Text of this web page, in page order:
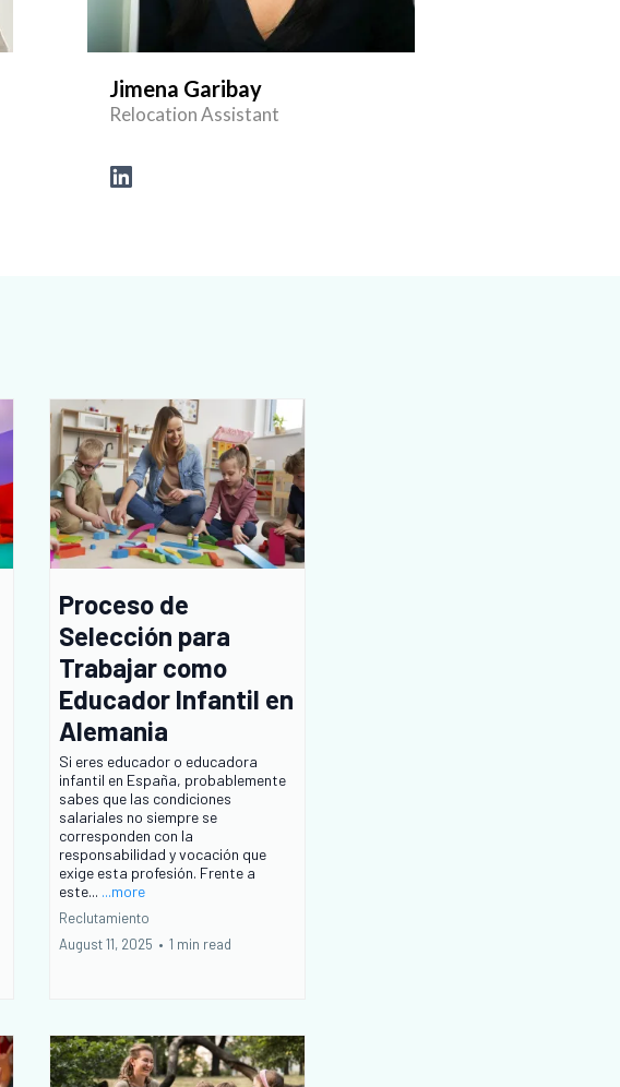
Jimena Garibay
Relocation Assistant
Proceso de
Selección para
Trabajar como
Educador Infantil en
Alemania
Si eres educador o educadora
infantil en España, probablemente
sabes que las condiciones
salariales no siempre se
corresponden con la
responsabilidad y vocación que
exige esta profesión. Frente a
este... ...more
Reclutamiento
August 11, 2025 • 1 min read